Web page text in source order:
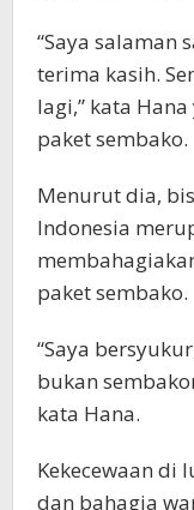
“Saya salaman
terima kasih.
lagi,” kata
paket sembako.
Menurut dia,
Indonesia
paket sembako.
“Saya
bukan
kata Hana.
Kekecewaan di
dan bahagia